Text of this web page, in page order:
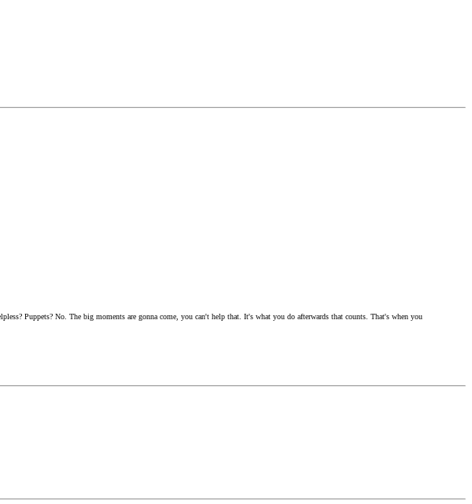
Puppets? No. The big moments are gonna come, you can't help that. It's what you do afterwards that counts. That's when you